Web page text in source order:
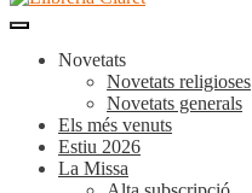
Novetats
Novetats religioses
Novetats generals
Els més venuts
Estiu 2026
La Missa